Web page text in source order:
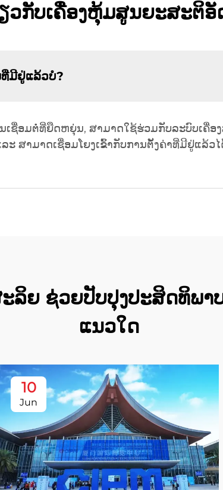
ວກັບເຄື່ອງຫຸ້ມສູນຍະສະຕິ
ມີຢູ່ແລ້ວບໍ?
ຊື່ອມຕໍ່ທີ່ຍືດຫຍຸ່ນ, ສາມາດໃຊ້ຮ່ວມກັບລະບົບເຄື່
ສາມາດເຊື່ອມໂຍງເຂົ້າກັບການຕັ້ງຄ່າທີ່ມີຢູ່ແລ້ວ
ລິຍ ຊ່ວຍປັບປຸງປະສິດທິພ
ແນວໃດ
10
Jun